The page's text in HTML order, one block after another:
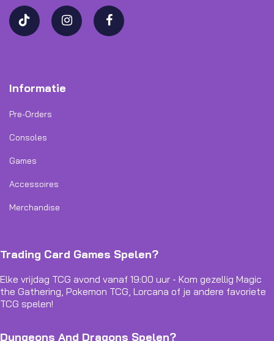
Informatie
Pre-Orders
Consoles
Games
Accessoires
Merchandise
Trading Card Games Spelen?
Elke vrijdag TCG avond vanaf 19:00 uur - Kom gezellig Magic
the Gathering, Pokemon TCG, Lorcana of je andere favoriete
TCG spelen!
Dungeons And Dragons Spelen?